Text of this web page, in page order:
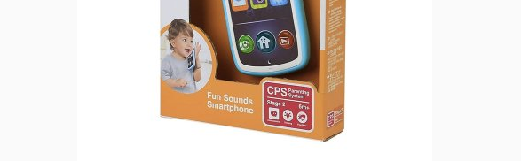
Personajes y marcas
Todas las categorías